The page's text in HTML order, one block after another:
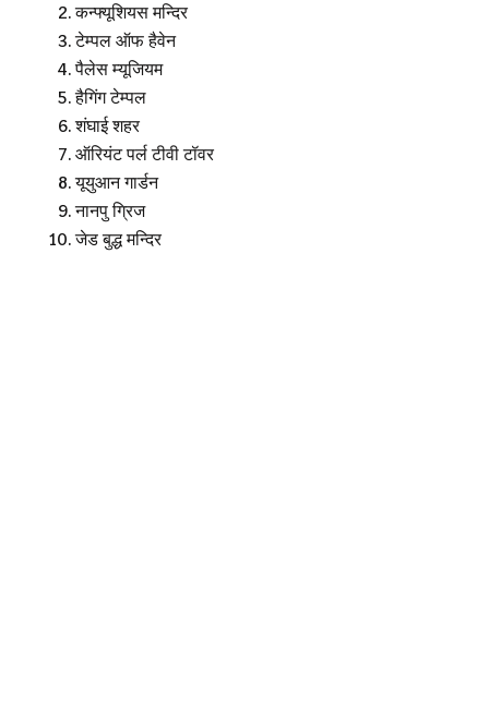
कन्फ्यूशियस मन्दिर
टेम्पल ऑफ हैवेन
पैलेस म्यूजियम
हैगिंग टेम्पल
शंघाई शहर
ऑरियंट पर्ल टीवी टॉवर
यूयुआन गार्डन
नानपु ग्रिज
जेड बुद्ध मन्दिर